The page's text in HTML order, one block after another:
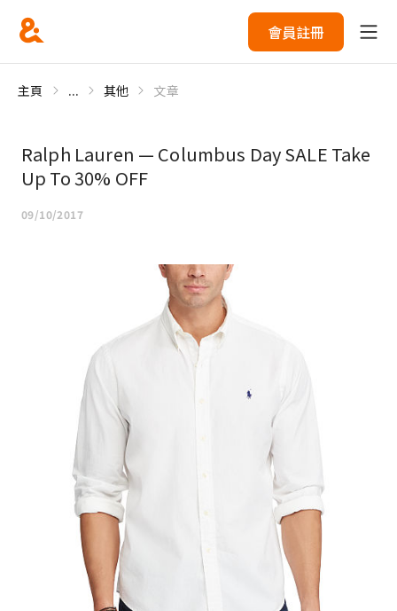
會員註冊
主頁 ... 其他 文章
Ralph Lauren — Columbus Day SALE Take
Up To 30% OFF
09/10/2017